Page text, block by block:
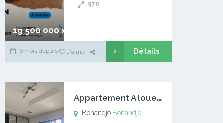
19 500 000 xaf
l’Université Catholique –
970
6 mois depuis J'aime Détails
A
ppartement A louer Bonandjo
Bonandjo Bonandjo